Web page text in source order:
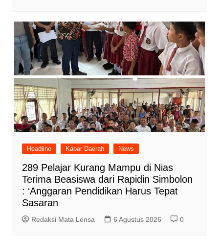
Headline Kabar Daerah News
289 Pelajar Kurang Mampu di Nias
Terima Beasiswa dari Rapidin Simbolon
: ‘Anggaran Pendidikan Harus Tepat
Sasaran
Redaksi Mata Lensa 6 Agustus 2026 0